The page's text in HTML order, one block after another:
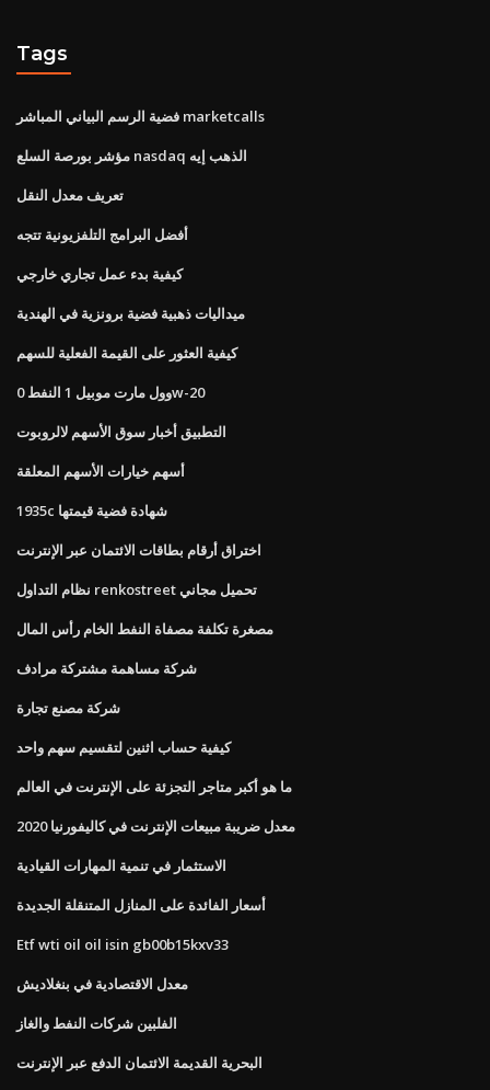
Tags
فضية الرسم البياني المباشر marketcalls
مؤشر بورصة السلع nasdaq الذهب إيه
تعريف معدل النقل
أفضل البرامج التلفزيونية تتجه
كيفية بدء عمل تجاري خارجي
ميداليات ذهبية فضية برونزية في الهندية
كيفية العثور على القيمة الفعلية للسهم
وول مارت موبيل 1 النفط 0w-20
التطبيق أخبار سوق الأسهم لالروبوت
أسهم خيارات الأسهم المعلقة
1935c شهادة فضية قيمتها
اختراق أرقام بطاقات الائتمان عبر الإنترنت
نظام التداول renkostreet تحميل مجاني
مصغرة تكلفة مصفاة النفط الخام رأس المال
شركة مساهمة مشتركة مرادف
شركة مصنع تجارة
كيفية حساب اثنين لتقسيم سهم واحد
ما هو أكبر متاجر التجزئة على الإنترنت في العالم
معدل ضريبة مبيعات الإنترنت في كاليفورنيا 2020
الاستثمار في تنمية المهارات القيادية
أسعار الفائدة على المنازل المتنقلة الجديدة
Etf wti oil oil isin gb00b15kxv33
معدل الاقتصادية في بنغلاديش
الفلبين شركات النفط والغاز
البحرية القديمة الائتمان الدفع عبر الإنترنت